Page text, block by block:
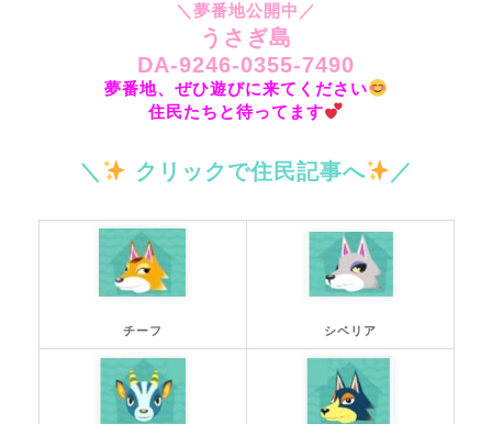
＼夢番地公開中／
うさぎ島
DA-9246-0355-7490
夢番地、ぜひ遊びに来てください
住民たちと待ってます
＼ クリックで住民記事へ ／
チーフ シベリア